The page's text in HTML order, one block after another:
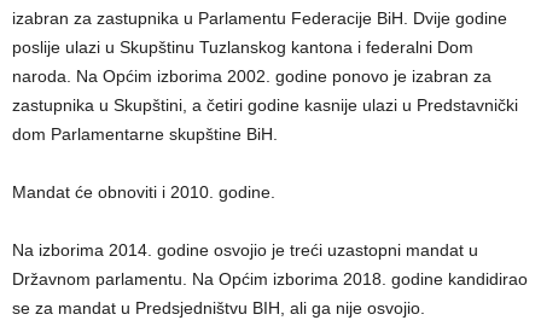
izabran za zastupnika u Parlamentu Federacije BiH. Dvije godine
poslije ulazi u Skupštinu Tuzlanskog kantona i federalni Dom
naroda. Na Općim izborima 2002. godine ponovo je izabran za
zastupnika u Skupštini, a četiri godine kasnije ulazi u Predstavnički
dom Parlamentarne skupštine BiH.
Mandat će obnoviti i 2010. godine.
Na izborima 2014. godine osvojio je treći uzastopni mandat u
Državnom parlamentu. Na Općim izborima 2018. godine kandidirao
se za mandat u Predsjedništvu BIH, ali ga nije osvojio.